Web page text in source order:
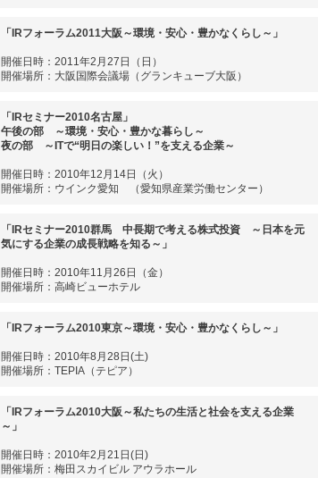
「IRフォーラム2011大阪～環境・安心・豊かなくらし～」
開催日時：2011年2月27日（日）
開催場所：大阪国際会議場（グランキューブ大阪）
「IRセミナー2010名古屋」
午後の部 ～環境・安心・豊かな暮らし～
夜の部 ～ITで“明日の楽しい！”を支える企業～
開催日時：2010年12月14日（火）
開催場所：ウインク愛知 （愛知県産業労働センター）
「IRセミナー2010群馬 中長期で考える株式投資 ～日本を元
気にする企業の成長戦略を知る～」
開催日時：2010年11月26日（金）
開催場所：高崎ビューホテル
「IRフォーラム2010東京～環境・安心・豊かなくらし～」
開催日時：2010年8月28日(土)
開催場所：TEPIA（テピア）
「IRフォーラム2010大阪～私たちの生活と社会を支える企業
～」
開催日時：2010年2月21日(日)
開催場所：梅田スカイビル アウラホール